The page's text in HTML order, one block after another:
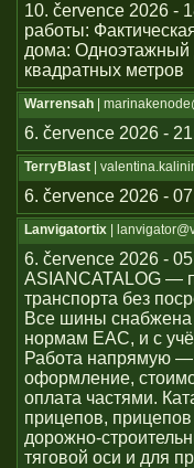
10. července 2026 -
работы:
дома: Одноэтажный
квадратных метров
Warrensah |
6. července 2026 -
TerryBlast |
6. července 2026 -
Lanvigatortix |
6. července 2026 -
ASIANCATALOG —
транспорта без
Все шины
нормам ЕАС, и с
Работа напрямую —
оформление,
оплата частями.
прицепов,
дорожно-
тяговой оси и для